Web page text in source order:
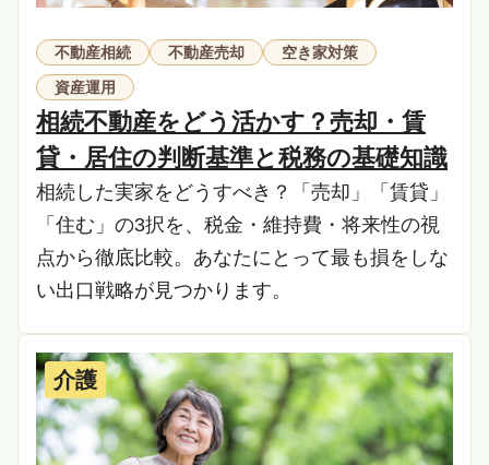
不動産相続 不動産売却
空き家対策
資産運用
相続不動産をどう活かす？売却・賃
貸・居住の判断基準と税務の基礎知識
相続した実家をどうすべき？「売却」「賃貸」
「住む」の3択を、税金・維持費・将来性の視
点から徹底比較。あなたにとって最も損をしな
い出口戦略が見つかります。
介護